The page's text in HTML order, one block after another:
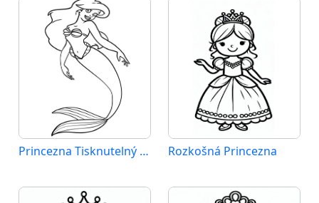
Princezna Tisknutelný Obrázek Rozkošná Princezna